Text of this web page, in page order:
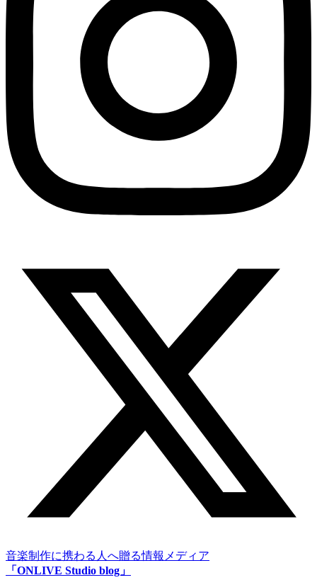
音楽制作に携わる人へ贈る情報メディア
「ONLIVE Studio blog」